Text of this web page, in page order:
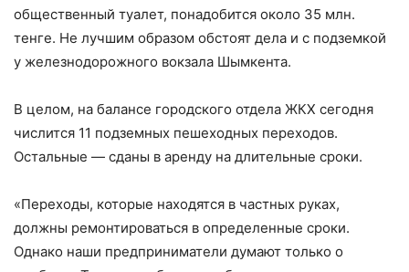
общественный туалет, понадобится около 35 млн.
тенге. Не лучшим образом обстоят дела и с подземкой
у железнодорожного вокзала Шымкента.
В целом, на балансе городского отдела ЖКХ сегодня
числится 11 подземных пешеходных переходов.
Остальные — сданы в аренду на длительные сроки.
«Переходы, которые находятся в частных руках,
должны ремонтироваться в определенные сроки.
Однако наши предприниматели думают только о